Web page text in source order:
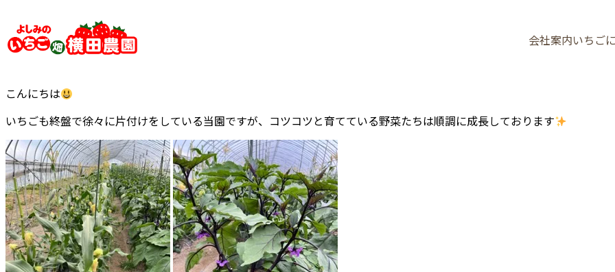
を
ッ
会社案内いちご
こんにちは
いちごも終盤で徐々に片付けをしている当園ですが、コツコツと育てている野菜たちは順調に成長しております